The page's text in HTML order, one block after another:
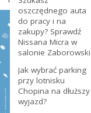
oszczędnego auta
do pracy i na
zakupy? Sprawdź
Nissana Micra w
salonie Zaborowski
Jak wybrać parking
przy lotnisku
Chopina na dłuższy
wyjazd?